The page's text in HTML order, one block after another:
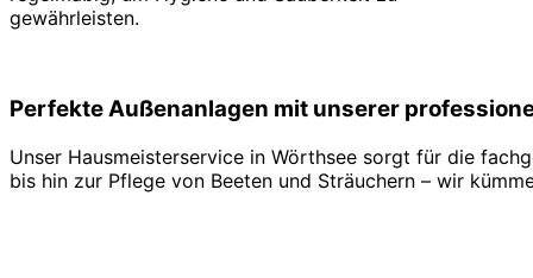
gewährleisten.
Perfekte Außenanlagen mit unserer
Unser Hausmeisterservice in Wörthsee sorgt für die
bis hin zur Pflege von Beeten und Sträuchern – wir